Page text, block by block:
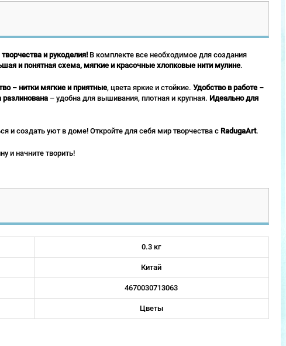
и рукоделия!В комплекте все необходимое для создания
и понятная схема, мягкие и красочные хлопковые нити мулине.
– нитки мягкие и приятные, цвета яркие и стойкие. Удобство в работе–
разлинована– удобна для вышивания, плотная и крупная. Идеально для
и создать уют в доме! Откройте для себя мир творчества с RadugaArt.
и начните творить!
0.3 кг
Китай
4670030713063
Цветы